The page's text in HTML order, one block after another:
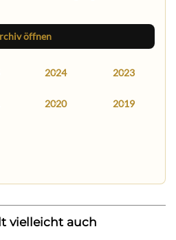
öffnen
2024 2023
2020 2019
vielleicht auch